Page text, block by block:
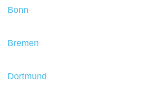
Bonn
Bremen
Dortmund